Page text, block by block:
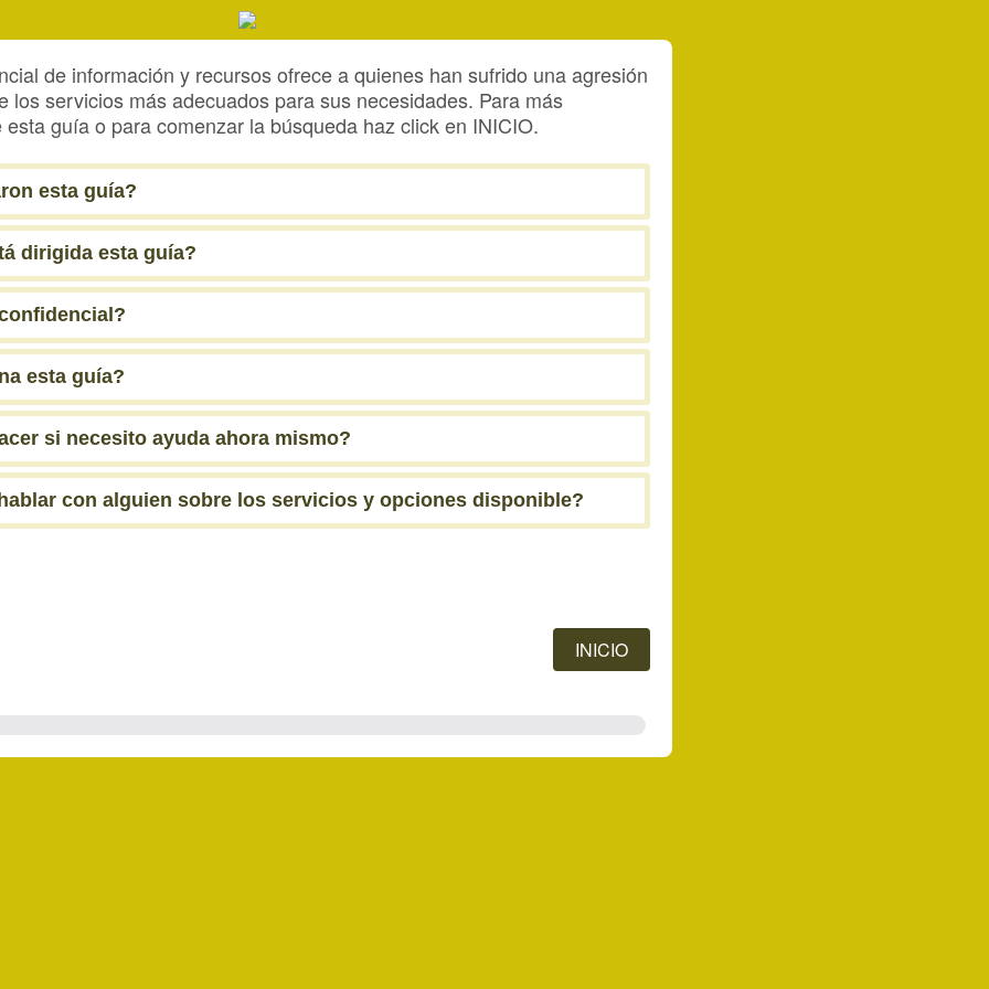
de información y recursos ofrece a quienes han sufrido una agresión
los servicios más adecuados para sus necesidades. Para más
guía o para comenzar la búsqueda haz click en INICIO.
esta guía?
dirigida esta guía?
esta guía?
si necesito ayuda ahora mismo?
con alguien sobre los servicios y opciones disponible?